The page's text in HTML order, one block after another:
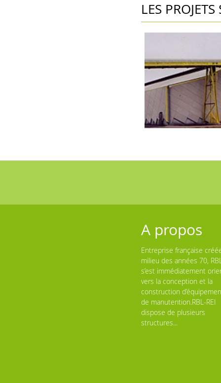
LES
A propos
Entreprise française
milieu des années 70,
s’est immédiatement
vers la conception et la
construction
de manutention.RBL-REI
dispose de plusieurs
structures...